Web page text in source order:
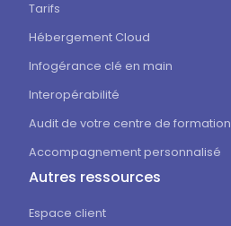
Tarifs
Hébergement Cloud
Infogérance clé en main
Interopérabilité
Audit de votre centre de formation
Accompagnement personnalisé
Autres ressources
Espace client